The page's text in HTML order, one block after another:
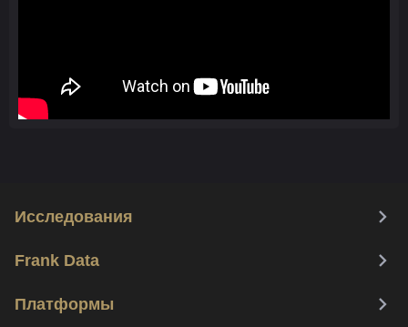
Исследования
Frank Data
Платформы